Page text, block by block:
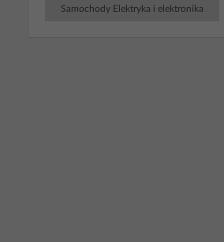
Samochody Elektryka i elektronika